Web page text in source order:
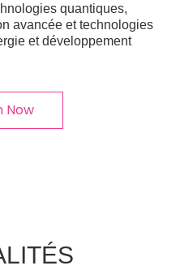
quantiques,
avancée et technologies
et développement
Now